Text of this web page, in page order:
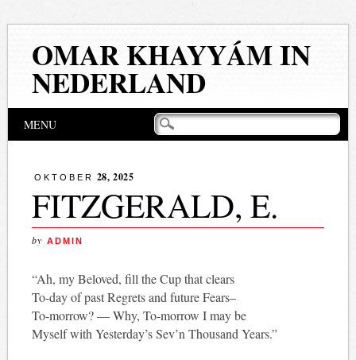
OMAR KHAYYÁM IN
NEDERLAND
Hoofdmenu
MENU
OKTOBER 28, 2025
FITZGERALD, E.
by ADMIN
“Ah, my Beloved, fill the Cup that clears
To-day of past Regrets and future Fears–
To-morrow? — Why, To-morrow I may be
Myself with Yesterday’s Sev’n Thousand Years.”